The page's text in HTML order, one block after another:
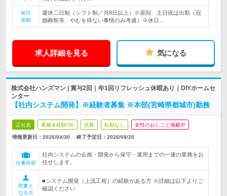
休日
休暇
週休二日制（シフト制／月8日以上）※原則、土日祝は出勤（冠
婚葬祭等、やむを得ない事情のみ考慮）※休日…
求人詳細を見る 気になる
株式会社ハンズマン | 賞与2回｜年1回リフレッシュ休暇あり｜DIYホームセ
ンター
【社内システム開発】※経験者募集 ※本部(宮崎県都城市)勤務
正社員 業種未経験OK 急募 転勤なし 女性のおしごと掲載中
情報更新日：2026/04/30 終了予定日： 2026/08/20
仕事内容
社内システムの企画・開発から保守・運用までの一連の業務をお
任せします。
対象と
なる方
■システム開発（上流工程）の経験がある方 ※詳細は以下よりご
確認ください